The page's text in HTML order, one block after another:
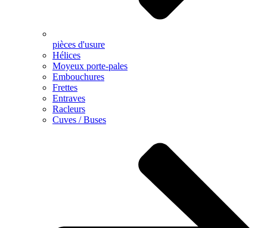
pièces d'usure
Hélices
Moyeux porte-pales
Embouchures
Frettes
Entraves
Racleurs
Cuves / Buses